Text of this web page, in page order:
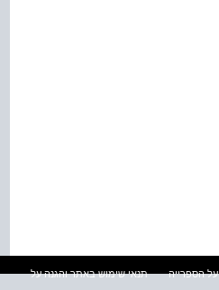
על הספרייה
תנאי שימוש באתר והגנה על